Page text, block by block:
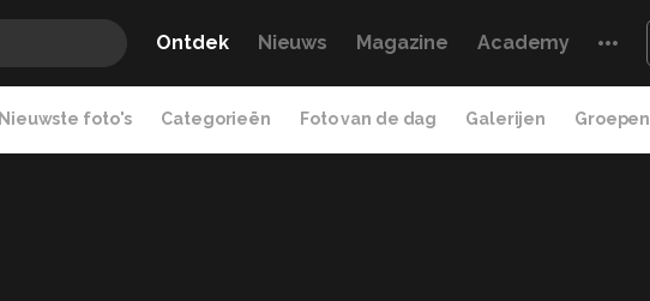
Ontdek Nieuws Magazine Academy
Nieuwste foto's Categorieën Foto van de dag Galerijen Groepen